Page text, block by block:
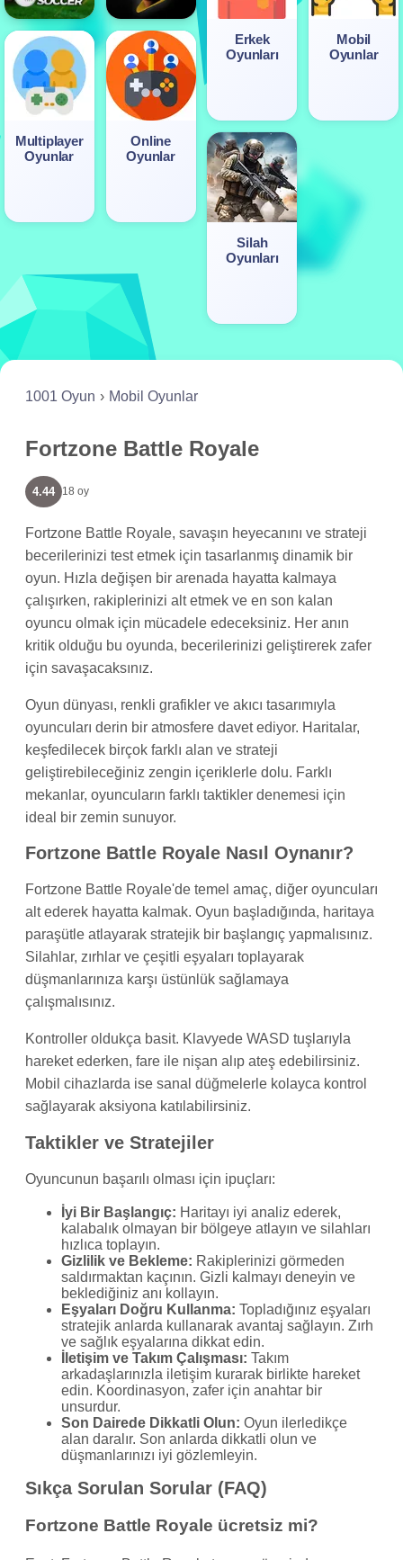
Erkek
Oyunları
Mobil
Oyunlar
Multiplayer
Oyunlar
Online
Oyunlar
Silah
Oyunları
1001 Oyun Mobil Oyunlar
Fortzone Battle Royale
4.44 18 oy
Fortzone Battle Royale, savaşın heyecanını ve strateji
becerilerinizi test etmek için tasarlanmış dinamik bir
oyun. Hızla değişen bir arenada hayatta kalmaya
çalışırken, rakiplerinizi alt etmek ve en son kalan
oyuncu olmak için mücadele edeceksiniz. Her anın
kritik olduğu bu oyunda, becerilerinizi geliştirerek zafer
için savaşacaksınız.
Oyun dünyası, renkli grafikler ve akıcı tasarımıyla
oyuncuları derin bir atmosfere davet ediyor. Haritalar,
keşfedilecek birçok farklı alan ve strateji
geliştirebileceğiniz zengin içeriklerle dolu. Farklı
mekanlar, oyuncuların farklı taktikler denemesi için
ideal bir zemin sunuyor.
Fortzone Battle Royale Nasıl Oynanır?
Fortzone Battle Royale'de temel amaç, diğer oyuncuları
alt ederek hayatta kalmak. Oyun başladığında, haritaya
paraşütle atlayarak stratejik bir başlangıç yapmalısınız.
Silahlar, zırhlar ve çeşitli eşyaları toplayarak
düşmanlarınıza karşı üstünlük sağlamaya
çalışmalısınız.
Kontroller oldukça basit. Klavyede WASD tuşlarıyla
hareket ederken, fare ile nişan alıp ateş edebilirsiniz.
Mobil cihazlarda ise sanal düğmelerle kolayca kontrol
sağlayarak aksiyona katılabilirsiniz.
Taktikler ve Stratejiler
Oyuncunun başarılı olması için ipuçları:
İyi Bir Başlangıç: Haritayı iyi analiz ederek,
kalabalık olmayan bir bölgeye atlayın ve silahları
hızlıca toplayın.
Gizlilik ve Bekleme: Rakiplerinizi görmeden
saldırmaktan kaçının. Gizli kalmayı deneyin ve
beklediğiniz anı kollayın.
Eşyaları Doğru Kullanma: Topladığınız eşyaları
stratejik anlarda kullanarak avantaj sağlayın. Zırh
ve sağlık eşyalarına dikkat edin.
İletişim ve Takım Çalışması: Takım
arkadaşlarınızla iletişim kurarak birlikte hareket
edin. Koordinasyon, zafer için anahtar bir
unsurdur.
Son Dairede Dikkatli Olun: Oyun ilerledikçe
alan daralır. Son anlarda dikkatli olun ve
düşmanlarınızı iyi gözlemleyin.
Sıkça Sorulan Sorular (FAQ)
Fortzone Battle Royale ücretsiz mi?